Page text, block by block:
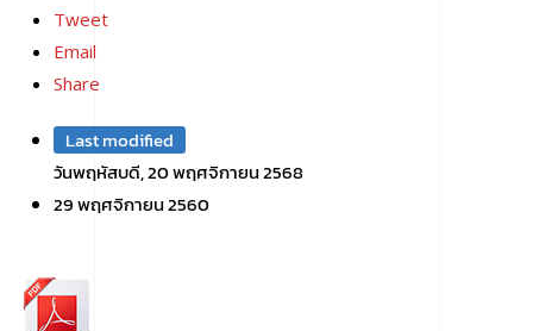
Tweet
Email
Share
Last modified
วันพฤหัสบดี, 20 พฤศจิกายน 2568
29 พฤศจิกายน 2560